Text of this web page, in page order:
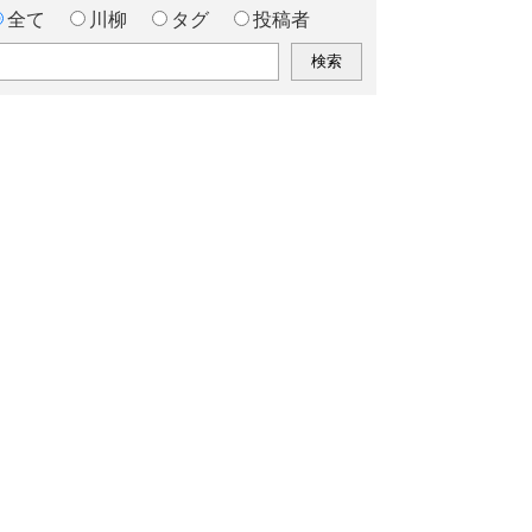
全て 川柳 タグ 投稿者